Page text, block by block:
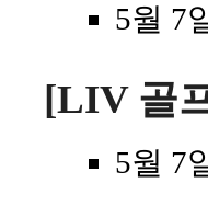
5월 7
[LIV 골
5월 7